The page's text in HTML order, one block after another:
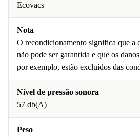
Ecovacs
Nota
O recondicionamento significa que a
não pode ser garantida e que os
por exemplo, estão excluídos das
Nível de pressão sonora
57 db(A)
Peso